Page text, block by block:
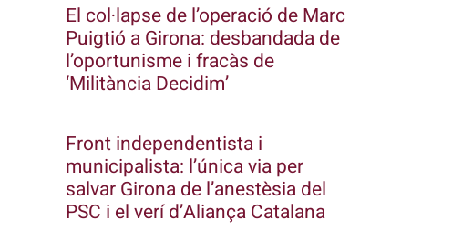
El col·lapse de l’operació de Marc
Puigtió a Girona: desbandada de
l’oportunisme i fracàs de
‘Militància Decidim’
Front independentista i
municipalista: l’única via per
salvar Girona de l’anestèsia del
PSC i el verí d’Aliança Catalana